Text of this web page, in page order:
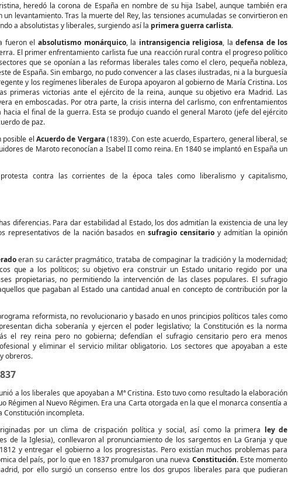
heredó la corona de España en nombre de su hija Isabel, aunque también era
levantamiento. Tras la muerte del Rey, las tensiones acumuladas se convirtieron en
a absolutistas y liberales, surgiendo así la primera guerra carlista.
fueron el absolutismo monárquico, la intransigencia religiosa, ladefensa de los
El primer enfrentamiento carlista fue una reacción rural contra el progreso político
que se oponían a las reformas liberales tales como el clero, pequeña nobleza,
de España. Sin embargo, no pudo convencer a las clases ilustradas, ni a la burguesía
y los regímenes liberales de Europa apoyaron al gobierno de María Cristina. Los
primeras victorias ante el ejército de la reina, aunque su objetivo era Madrid. Las
en emboscadas. Por otra parte, la crisis interna del carlismo, con enfrentamientos
el final de la guerra. Esta se produjo cuando el general Maroto (jefe del ejército
de paz.
posible elAcuerdo de Vergara(1839). Con este acuerdo, Espartero, general liberal, se
de Maroto reconocían a Isabel II como reina. En 1840 se implantó en España un
contra las corrientes de la época tales como liberalismo y capitalismo,
diferencias. Para dar estabilidad al Estado, los dos admitían la existencia de una ley
representativos de la nación basados ensufragio censitarioy admitían la opinión
eran su carácter pragmático, trataba de compaginar la tradición y la modernidad;
que a los políticos; su objetivo era construir un Estado unitario regido por una
propietarias, no permitiendo la intervención de las clases populares. El sufragio
que pagaban al Estado una cantidad anual en concepto de contribución por la
reformista, no revolucionario y basado en unos principios políticos tales como
dicha soberanía y ejercen el poder legislativo; la Constitución es la norma
el rey reina pero no gobierna; defendían el sufragio censitario pero era menos
y eliminar el servicio militar obligatorio. Los sectores que apoyaban a este
obreros.
a los liberales que apoyaban a Mª Cristina. Esto tuvo como resultado la elaboración
Régimen al Nuevo Régimen. Era una Carta otorgada en la que el monarca consentía a
Constitución incompleta.
por un clima de crispación política y social, así como la primera ley de
de la Iglesia), conllevaron al pronunciamiento de los sargentos en La Granja y que
y entregar el gobierno a los progresistas. Pero existían muchos problemas para
del país, por lo que en 1837 promulgaron una nueva Constitución. Este momento
por ello surgió un consenso entre los dos grupos liberales para que pudieran